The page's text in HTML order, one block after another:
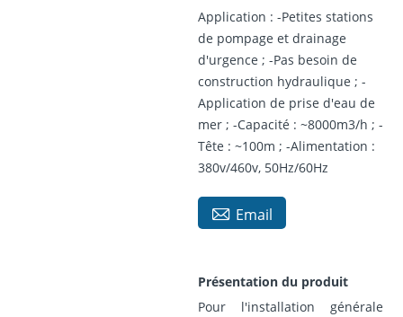
Application : -Petites stations
de pompage et drainage
d'urgence ; -Pas besoin de
construction hydraulique ; -
Application de prise d'eau de
mer ; -Capacité : ~8000m3/h ; -
Tête : ~100m ; -Alimentation :
380v/460v, 50Hz/60Hz
 Email
Présentation du produit
Pour l'installation générale